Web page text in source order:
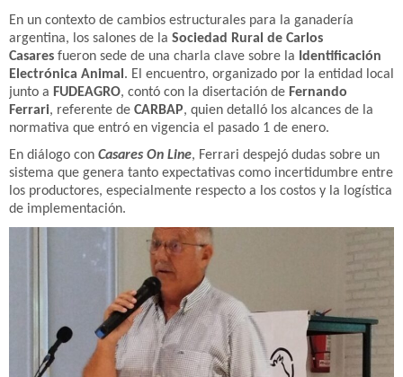
En un contexto de cambios estructurales para la ganadería
argentina, los salones de la Sociedad Rural de Carlos
Casares fueron sede de una charla clave sobre la Identificación
Electrónica Animal . El encuentro, organizado por la entidad local
junto a FUDEAGRO, contó con la disertación de Fernando
Ferrari, referente de CARBAP, quien detalló los alcances de la
normativa que entró en vigencia el pasado 1 de enero.
En diálogo con Casares On Line, Ferrari despejó dudas sobre un
sistema que genera tanto expectativas como incertidumbre entre
los productores, especialmente respecto a los costos y la logística
de implementación.